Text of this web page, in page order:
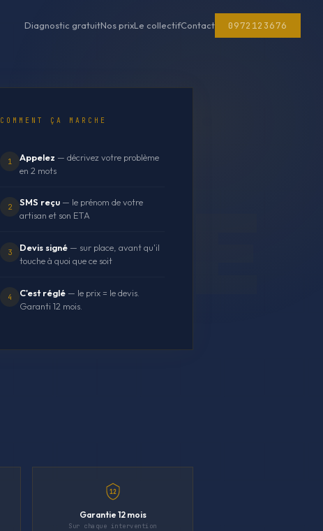
Diagnostic gratuitNos prixLe collectifContact 0972123676
COMMENT ÇA MARCHE
1 Appelez — décrivez votre problème
en 2 mots
2 SMS reçu — le prénom de votre
artisan et son ETA
3 Devis signé — sur place, avant qu'il
touche à quoi que ce soit
4 C'est réglé — le prix = le devis.
Garanti 12 mois.
12
Garantie 12 mois
Sur chaque intervention